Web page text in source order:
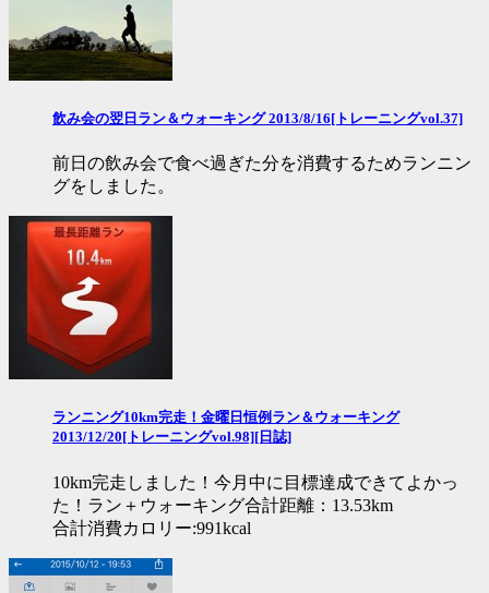
飲み会の翌日ラン＆ウォーキング 2013/8/16[トレーニングvol.37]
前日の飲み会で食べ過ぎた分を消費するためランニン
グをしました。
ランニング10km完走！金曜日恒例ラン＆ウォーキング
2013/12/20[トレーニングvol.98][日誌]
10km完走しました！今月中に目標達成できてよかっ
た！ラン＋ウォーキング合計距離：13.53km
合計消費カロリー:991kcal